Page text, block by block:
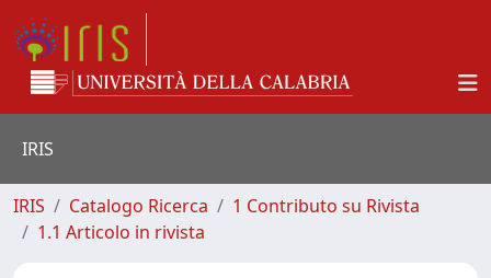
IRIS
IRIS Catalogo Ricerca
1 Contributo su Rivista
1.1 Articolo in rivista